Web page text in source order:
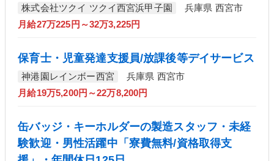
株式会社ツクイ ツクイ西宮浜甲子園
兵庫県 西宮市
月給27万225円～32万3,225円
保育士・児童発達支援員/放課後等デイサービス
神港園レインボー西宮
兵庫県 西宮市
月給19万5,200円～22万8,200円
缶バッジ・キーホルダーの製造スタッフ・未経
験歓迎・男性活躍中「寮費無料/資格取得支